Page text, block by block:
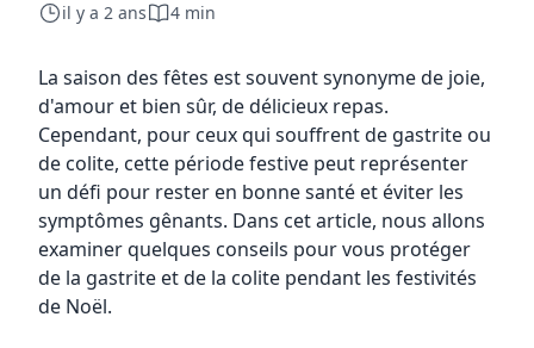
il y a 2 ans 4 min
La saison des fêtes est souvent synonyme de joie,
d'amour et bien sûr, de délicieux repas.
Cependant, pour ceux qui souffrent de gastrite ou
de colite, cette période festive peut représenter
un défi pour rester en bonne santé et éviter les
symptômes gênants. Dans cet article, nous allons
examiner quelques conseils pour vous protéger
de la gastrite et de la colite pendant les festivités
de Noël.